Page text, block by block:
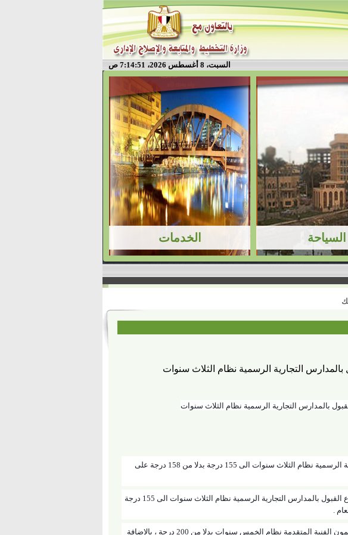
السبت، 8 أغسطس 2026، 7:14:51 ص
بالمدارس التجارية الرسمية نظام الثلاث سنوات
بالمدارس التجارية الرسمية نظام الثلاث سنوات
محافظ المنوفية يوافق على النزول بتنسيق القبول بالمدارس التجارية الرسمية نظام الثلاث سنوات الى 155 درجة بدلا من 158 درجة على
وافق الدكتور هشام عبد الباسط محافظ المنوفية على النزول بمجموع القبول بالمدارس التجارية الرسمية نظام الثلاث سنوات الى 155 درجة
كما وافق المحافظ على النزول بالمجموع الى 190 درجة بمدرسة اشمون الفنية المتقدمة نظام الخمس سنوات بدلا من 200 درجة ، بالاضافة